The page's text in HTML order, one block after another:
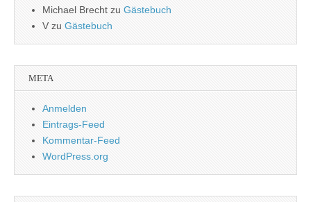
Michael Brecht zu Gästebuch
Vzu Gästebuch
META
Anmelden
Eintrags-Feed
Kommentar-Feed
WordPress.org